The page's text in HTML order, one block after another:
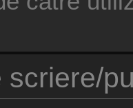
scriere/